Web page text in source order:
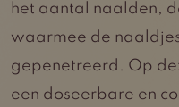
het aantal naalden,
waarmee de
gepenetreerd. Op
een doseerbare en